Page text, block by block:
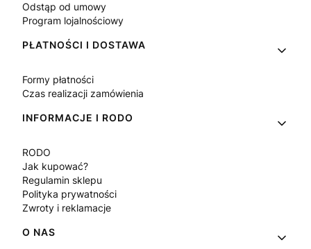
Odstąp od umowy
Program lojalnościowy
PŁATNOŚCI I DOSTAWA
Formy płatności
Czas realizacji zamówienia
INFORMACJE I RODO
RODO
Jak kupować?
Regulamin sklepu
Polityka prywatności
Zwroty i reklamacje
O NAS